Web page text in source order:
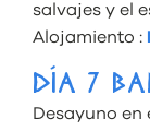
salvajes y el
Alojamiento :
DÍA 7
Desayuno en